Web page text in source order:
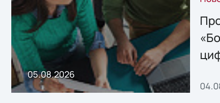
решением Sharx
Storage 2.x для
хранения данных
05.08.2026